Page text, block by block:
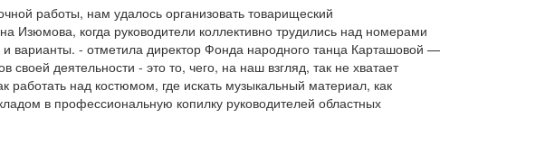
работы, нам удалось организовать товарищеский
Изюмова, когда руководители коллективно трудились над номерами
варианты. - отметила директор Фонда народного танца Карташовой —
деятельности - это то, чего, на наш взгляд, так не хватает
над костюмом, где искать музыкальный материал, как
в профессиональную копилку руководителей областных